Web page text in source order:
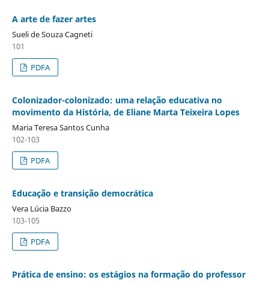
A arte de fazer artes
Sueli de Souza Cagneti
101
PDFA
Colonizador-colonizado: uma relação educativa no
movimento da História, de Eliane Marta Teixeira Lopes
Maria Teresa Santos Cunha
102-103
PDFA
Educação e transição democrática
Vera Lúcia Bazzo
103-105
PDFA
Prática de ensino: os estágios na formação do professor